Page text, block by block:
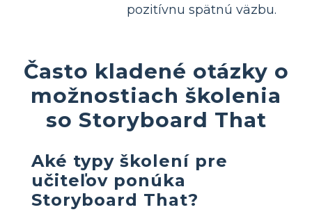
pozitívnu spätnú väzbu.
Často kladené otázky o
možnostiach školenia
so Storyboard That
Aké typy školení pre
učiteľov ponúka
Storyboard That?